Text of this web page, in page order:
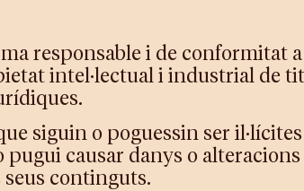
responsable i de conformitat
intel·lectual i industrial de
siguin o poguessin ser
causar danys o
seus continguts.